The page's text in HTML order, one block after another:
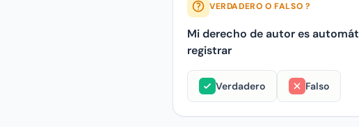
VERDADERO O FALSO ?
Mi derecho de autor es
registrar
Verdadero Falso